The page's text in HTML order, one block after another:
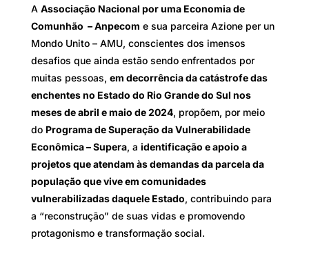
A Associação Nacional por uma Economia de
Comunhão – Anpecom e sua parceira Azione per un
Mondo Unito – AMU, conscientes dos imensos
desafios que ainda estão sendo enfrentados por
muitas pessoas, em decorrência da catástrofe das
enchentes no Estado do Rio Grande do Sul nos
meses de abril e maio de 2024, propõem, por meio
do Programa de Superação da Vulnerabilidade
Econômica – Supera, a identificação e apoio a
projetos que atendam às demandas da parcela da
população que vive em comunidades
vulnerabilizadas daquele Estado, contribuindo para
a “reconstrução” de suas vidas e promovendo
protagonismo e transformação social.